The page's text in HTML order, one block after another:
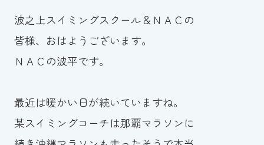
採用情報
お知らせ
カレンダー
波スイタイムズ
波之上スイミングスクール＆ＮＡＣの
皆様、おはようございます。
ＮＡＣの波平です。
最近は暖かい日が続いていますね。
某スイミングコーチは那覇マラソンに